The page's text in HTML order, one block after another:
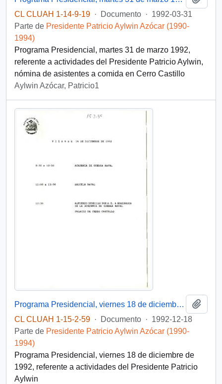
CL CLUAH 1-14-9-19 · Documento · 1992-03-31
Parte de Presidente Patricio Aylwin Azócar (1990-
1994)
Programa Presidencial, martes 31 de marzo 1992,
referente a actividades del Presidente Patricio Aylwin,
nómina de asistentes a comida en Cerro Castillo
Aylwin Azócar, Patricio1
Programa Presidencial, viernes 18 de diciembre de 1992
CL CLUAH 1-15-2-59 · Documento · 1992-12-18
Parte de Presidente Patricio Aylwin Azócar (1990-
1994)
Programa Presidencial, viernes 18 de diciembre de
1992, referente a actividades del Presidente Patricio
Aylwin